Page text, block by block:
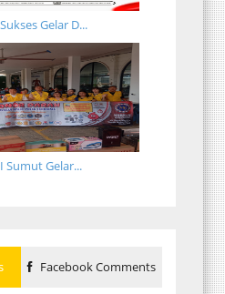
Gelar D...
Sumut Gelar...
Facebook Comments